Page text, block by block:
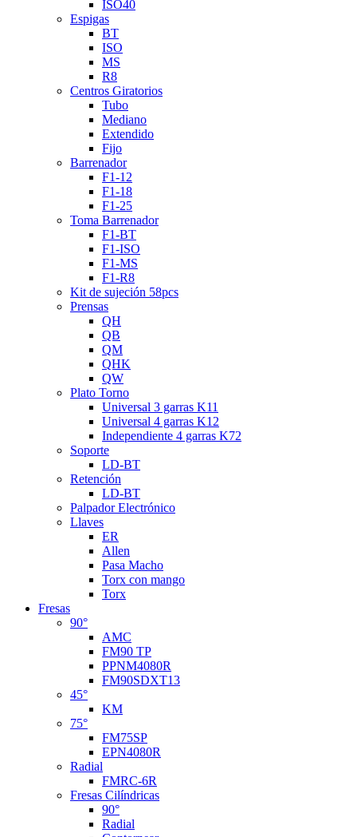
ISO40
Espigas
BT
ISO
MS
R8
Centros Giratorios
Tubo
Mediano
Extendido
Fijo
Barrenador
F1-12
F1-18
F1-25
Toma Barrenador
F1-BT
F1-ISO
F1-MS
F1-R8
Kit de sujeción 58pcs
Prensas
QH
QB
QM
QHK
QW
Plato Torno
Universal 3 garras K11
Universal 4 garras K12
Independiente 4 garras K72
Soporte
LD-BT
Retención
LD-BT
Palpador Electrónico
Llaves
ER
Allen
Pasa Macho
Torx con mango
Torx
Fresas
90°
AMC
FM90 TP
PPNM4080R
FM90SDXT13
45°
KM
75°
FM75SP
EPN4080R
Radial
FMRC-6R
Fresas Cilíndricas
90°
Radial